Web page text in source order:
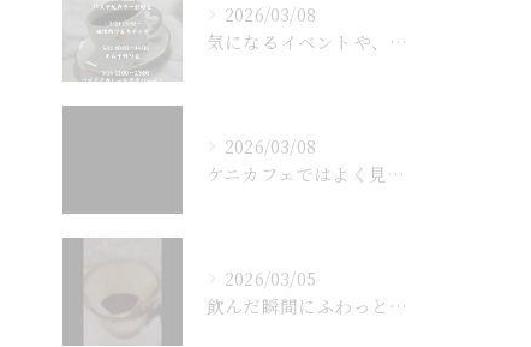
2026/03/08
気になるイベントや、参加したいイベントなどあればDMもしくは...
2026/03/08
ケニカフェではよく見かける豆からコアな豆まで約20種類ほど扱...
2026/03/05
飲んだ瞬間にふわっと広がるローズの香り🌹